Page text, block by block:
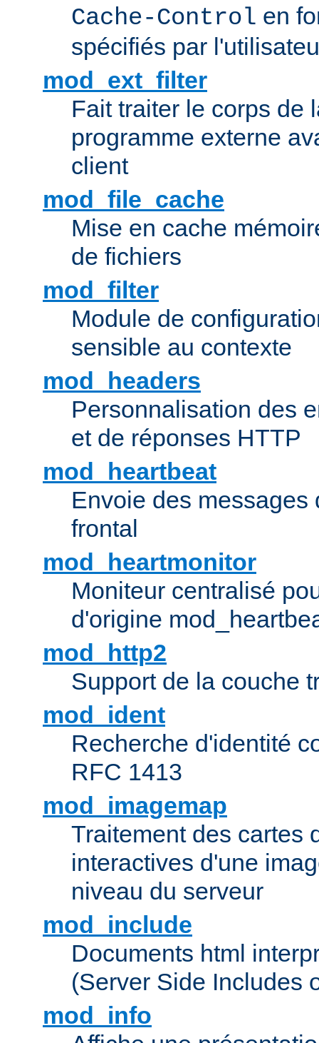
Cache-Control en
spécifiés par
mod_ext_filter
Fait traiter le corps de
programme externe
client
mod_file_cache
Mise en cache
de fichiers
mod_filter
Module de
sensible au contexte
mod_headers
Personnalisation des
et de réponses HTTP
mod_heartbeat
Envoie des messages
frontal
mod_heartmonitor
Moniteur centralisé
d'origine
mod_http2
Support de la couche
mod_ident
Recherche d'identité
RFC 1413
mod_imagemap
Traitement des cartes
interactives d'une
niveau du serveur
mod_include
Documents html
(Server Side Includes
mod_info